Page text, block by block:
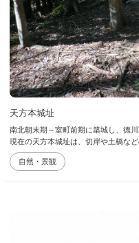
天方本城址
南北朝末期～室町前期に築城し、徳
現在の天方本城址は、切岸や土橋な
自然・景観